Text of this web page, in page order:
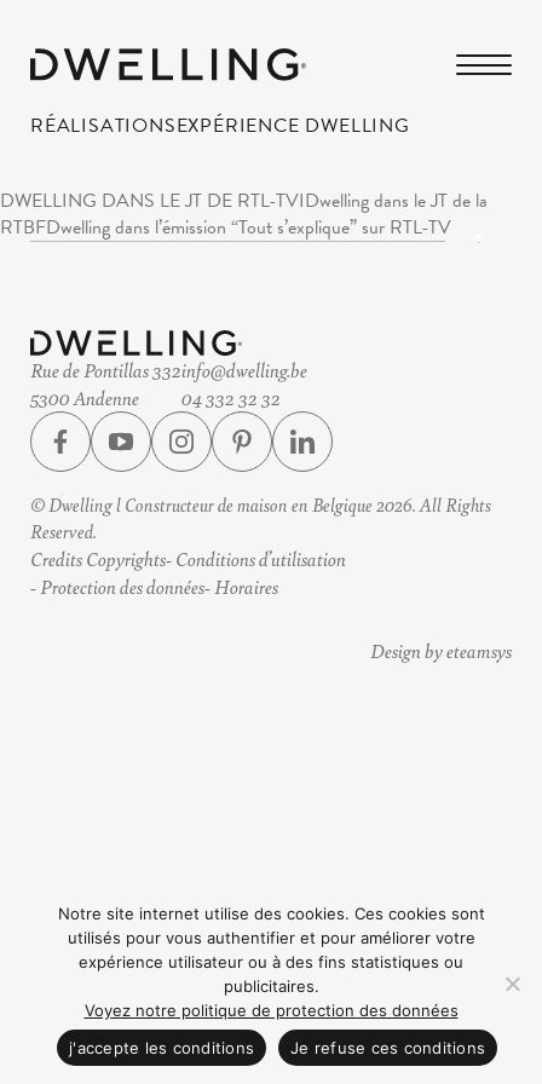
RÉALISATIONSEXPÉRIENCE DWELLING
CONTACTEZ NOUS
DWELLING DANS LE JT DE RTL-TVIDwelling dans le JT de la
RTBFDwelling dans l’émission “Tout s’explique” sur RTL-TVI
Rue de Pontillas 332
5300 Andenne
info@dwelling.be
04 332 32 32
© Dwelling l Constructeur de maison en Belgique 2026. All Rights
Reserved.
Credits Copyrights Conditions d’utilisation
Protection des données Horaires
Design by eteamsys
Notre site internet utilise des cookies. Ces cookies sont
utilisés pour vous authentifier et pour améliorer votre
expérience utilisateur ou à des fins statistiques ou
publicitaires.
Voyez notre politique de protection des données
j'accepte les conditions
Je refuse ces conditions